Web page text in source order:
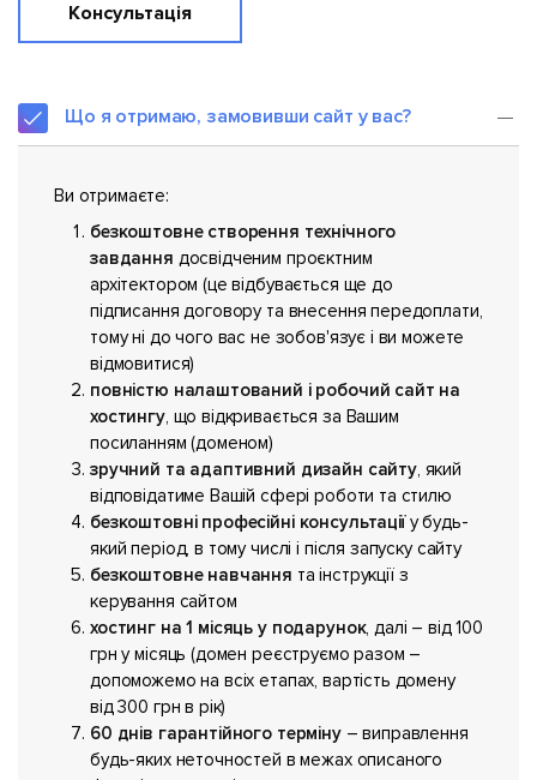
Консультація
Що я отримаю, замовивши сайт у вас?
Ви отримаєте:
безкоштовне створення технічного
завдання досвідченим проєктним
архітектором (це відбувається ще до
підписання договору та внесення передоплати,
тому ні до чого вас не зобов'язує і ви можете
відмовитися)
повністю налаштований і робочий сайт на
хостингу, що відкривається за Вашим
посиланням (доменом)
зручний та адаптивний дизайн сайту, який
відповідатиме Вашій сфері роботи та стилю
безкоштовні професійні консультаціїу будь-
який період, в тому числі і після запуску сайту
безкоштовне навчання та інструкції з
керування сайтом
хостинг на 1 місяць у подарунок, далі – від 100
грн у місяць (домен реєструємо разом –
допоможемо на всіх етапах, вартість домену
від 300 грн в рік)
60 днів гарантійного терміну– виправлення
будь-яких неточностей в межах описаного